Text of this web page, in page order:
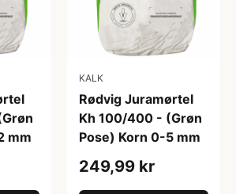
mm
KALK
Rødvig Juramørtel
Kh 100/400 - (Grøn
Pose) Korn 0-5 mm
249,99 kr